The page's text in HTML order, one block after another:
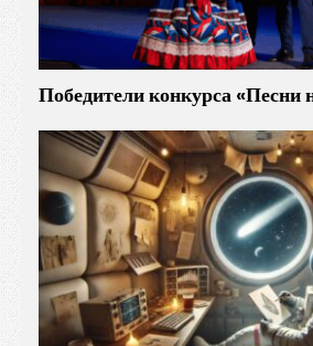
Победители конкурса «Песни